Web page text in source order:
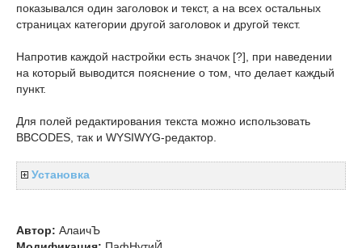
показывался один заголовок и текст, а на всех остальных
страницах категории другой заголовок и другой текст.
Напротив каждой настройки есть значок [?], при наведении
на который выводится пояснение о том, что делает каждый
пункт.
Для полей редактирования текста можно использовать
BBCODES, так и WYSIWYG-редактор.
Установка
Автор: АлаичЪ